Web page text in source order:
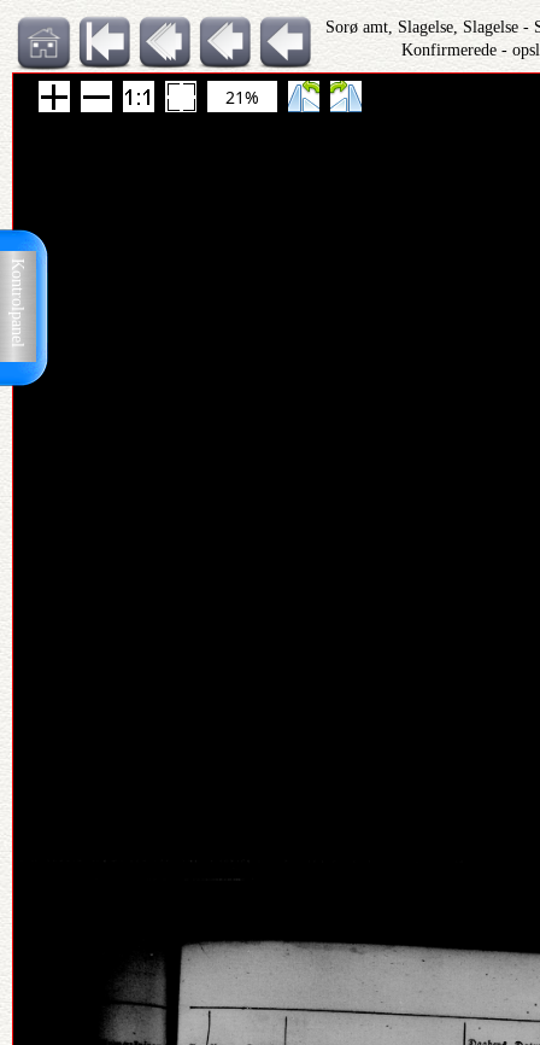
Kontrolpanel
Sorø amt, Slagelse, Slagelse
Konfirmerede -
21%